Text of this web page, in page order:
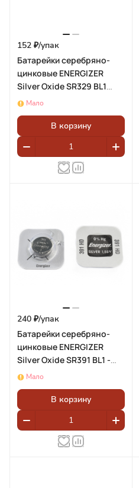
152 ₽/упак
Батарейки серебряно-
цинковые ENERGIZER
Silver Oxide SR329 BL1
(блистер 1шт)
Мало
В корзину
240 ₽/упак
Батарейки серебряно-
цинковые ENERGIZER
Silver Oxide SR391 BL1 -
(блистер 1шт)
Мало
В корзину